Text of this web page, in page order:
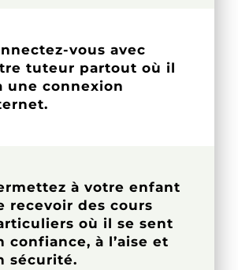
vous avec
tuteur partout où il
une connexion
à votre enfant
recevoir des cours
où il se sent
confiance, à l’aise et
sécurité.